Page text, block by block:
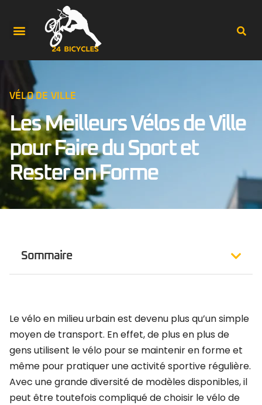
VÉLO DE VILLE
Les Meilleurs Vélos de Ville
pour Faire du Sport et
Rester en Forme
Sommaire
Le vélo en milieu urbain est devenu plus qu’un simple
moyen de transport. En effet, de plus en plus de
gens utilisent le vélo pour se maintenir en forme et
même pour pratiquer une activité sportive régulière.
Avec une grande diversité de modèles disponibles, il
peut être toutefois compliqué de choisir le vélo de